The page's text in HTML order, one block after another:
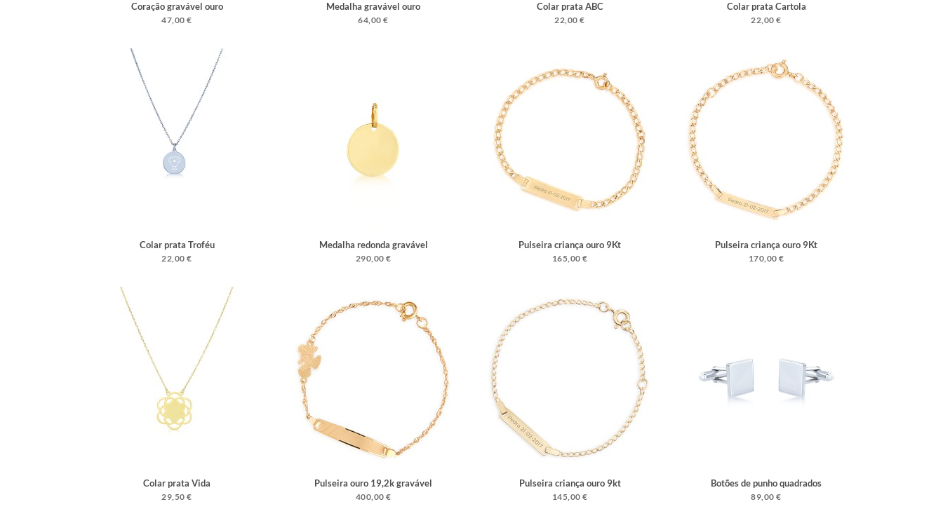
Coração gravável ouro
47,00 €
Medalha gravável ouro
64,00 €
Colar prata ABC
22,00 €
Colar prata Cartola
22,00 €
Colar prata Troféu
22,00 €
Medalha redonda gravável
290,00 €
Pulseira criança ouro 9Kt
165,00 €
Pulseira criança ouro 9Kt
170,00 €
Colar prata Vida
29,50 €
Pulseira ouro 19,2k gravável
400,00 €
Pulseira criança ouro 9kt
145,00 €
Botões de punho quadrados
89,00 €